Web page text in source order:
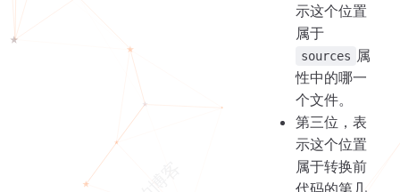
示这个位置
属于
sources 属
性中的哪一
个文件。
第三位，表
示这个位置
属于转换前
代码的第几